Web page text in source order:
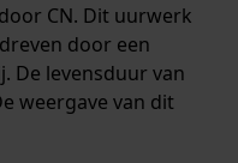
CN. Dit uurwerk
door een
De levensduur van
weergave van dit